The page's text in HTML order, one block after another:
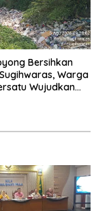
Bersihkan
Warga
Wujudkan